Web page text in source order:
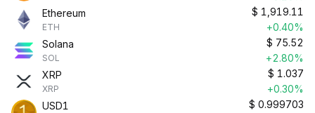
Ethereum
ETH
$ 1,919.11
+0.40%
Solana
SOL
$ 75.52
+2.80%
XRP
XRP
$ 1.037
+0.30%
USD1
$ 0.999703